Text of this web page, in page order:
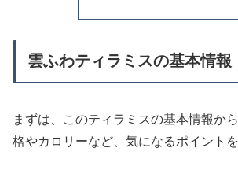
雲ふわティラミスの基本情報
まずは、このティラミスの基本情報か
格やカロリーなど、気になるポイントを